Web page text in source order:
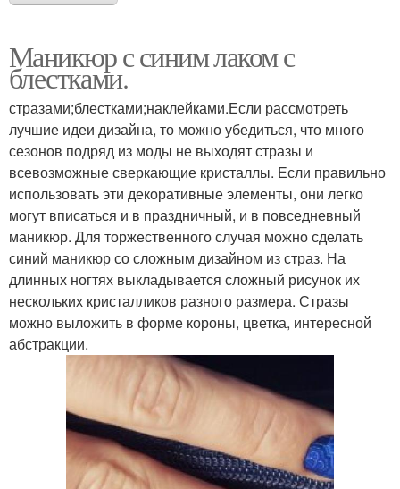
Маникюр с синим лаком с
блестками.
стразами;блестками;наклейками.Если рассмотреть
лучшие идеи дизайна, то можно убедиться, что много
сезонов подряд из моды не выходят стразы и
всевозможные сверкающие кристаллы. Если правильно
использовать эти декоративные элементы, они легко
могут вписаться и в праздничный, и в повседневный
маникюр. Для торжественного случая можно сделать
синий маникюр со сложным дизайном из страз. На
длинных ногтях выкладывается сложный рисунок их
нескольких кристалликов разного размера. Стразы
можно выложить в форме короны, цветка, интересной
абстракции.